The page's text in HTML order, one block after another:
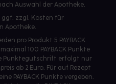
Auswahl der Apotheke.
ggf. zzgl. Kosten für
Apotheke.
pro Produkt 5 PAYBACK
100 PAYBACK Punkte
Punktegutschrift erfolgt nur
ab 2 Euro. Für auf Rezept
PAYBACK Punkte vergeben.